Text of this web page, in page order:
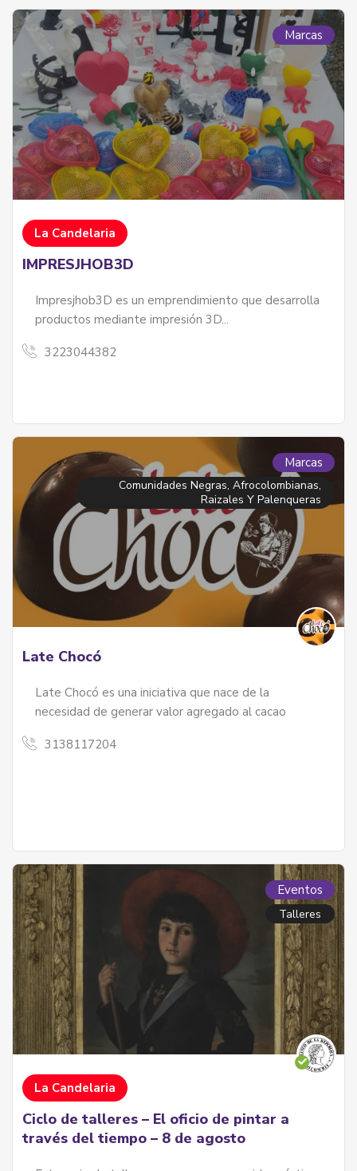
y palenqueras - servicios
Marcas
La Candelaria
IMPRESJHOB3D
Impresjhob3D es un emprendimiento que desarrolla
productos mediante impresión 3D...
3223044382
Marcas
Comunidades Negras, Afrocolombianas,
Raizales Y Palenqueras
Late Chocó
Late Chocó es una iniciativa que nace de la
necesidad de generar valor agregado al cacao
3138117204
Eventos
Talleres
La Candelaria
Ciclo de talleres – El oficio de pintar a
través del tiempo – 8 de agosto